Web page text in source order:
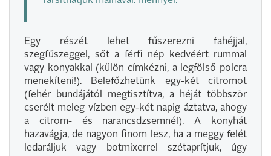
Egy részét lehet fűszerezni fahéjjal,
szegfűszeggel, sőt a férfi nép kedvéért rummal
vagy konyakkal (külön címkézni, a legfölső polcra
menekíteni!). Belefőzhetünk egy-két citromot
(fehér bundájától megtisztítva, a héját többször
cserélt meleg vízben egy-két napig áztatva, ahogy
a citrom- és narancsdzsemnél). A konyhát
hazavágja, de nagyon finom lesz, ha a meggy felét
ledaráljuk vagy botmixerrel szétaprítjuk, úgy